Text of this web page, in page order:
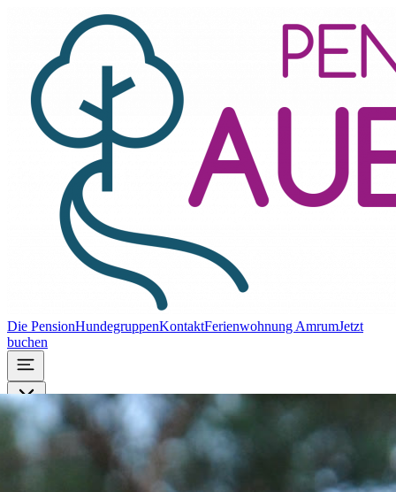
Die PensionHundegruppenKontaktFerienwohnung AmrumJetzt
buchen
Willkommen Die Pension Hundegruppen
AmrumJetzt buchen
0174 9115226
Dorfstraße 42, 21272 Egestorf OT Döhle